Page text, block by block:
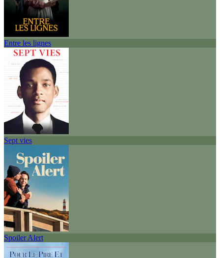
Entre les lignes
Sept vies
Spoiler Alert